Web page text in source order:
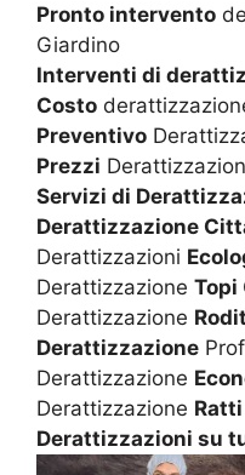
Pronto intervento
Giardino
Interventi di
Costo
Preventivo
Prezzi
Servizi di
Derattizzazione
Derattizzazioni
Derattizzazione Topi
Derattizzazione
Derattizzazione
Derattizzazione
Derattizzazione Ratti
Derattizzazioni su